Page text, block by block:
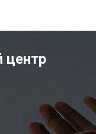
центр